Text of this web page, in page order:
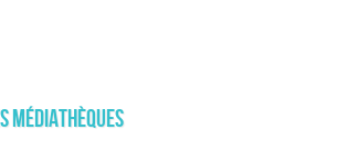
Médiathèques